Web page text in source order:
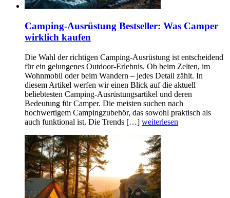
Camping-Ausrüstung Bestseller: Was Camper
wirklich kaufen
Die Wahl der richtigen Camping-Ausrüstung ist entscheidend
für ein gelungenes Outdoor-Erlebnis. Ob beim Zelten, im
Wohnmobil oder beim Wandern – jedes Detail zählt. In
diesem Artikel werfen wir einen Blick auf die aktuell
beliebtesten Camping-Ausrüstungsartikel und deren
Bedeutung für Camper. Die meisten suchen nach
hochwertigem Campingzubehör, das sowohl praktisch als
auch funktional ist. Die Trends […] weiterlesen